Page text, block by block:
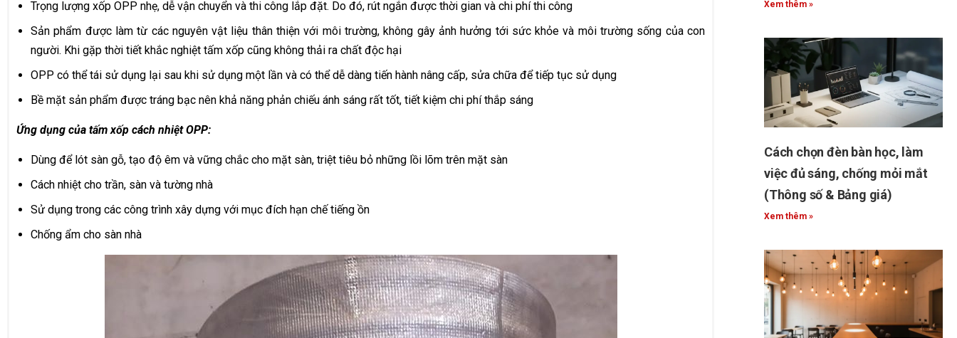
Trọng lượng xốp OPP nhẹ, dễ vận chuyển và thi công lắp đặt. Do đó, rút ngắn được thời gian và chi phí thi công
Sản phẩm được làm từ các nguyên vật liệu thân thiện với môi trường, không gây ảnh hưởng tới sức khỏe và môi trường sống của con
người. Khi gặp thời tiết khắc nghiệt tấm xốp cũng không thải ra chất độc hại
OPP có thể tái sử dụng lại sau khi sử dụng một lần và có thể dễ dàng tiến hành nâng cấp, sửa chữa để tiếp tục sử dụng
Bề mặt sản phẩm được tráng bạc nên khả năng phản chiếu ánh sáng rất tốt, tiết kiệm chi phí thắp sáng
Ứng dụng của tấm xốp cách nhiệt OPP:
Dùng để lót sàn gỗ, tạo độ êm và vững chắc cho mặt sàn, triệt tiêu bỏ những lồi lõm trên mặt sàn
Cách nhiệt cho trần, sàn và tường nhà
Sử dụng trong các công trình xây dựng với mục đích hạn chế tiếng ồn
Chống ẩm cho sàn nhà
Xem thêm »
Cách chọn đèn bàn học, làm
việc đủ sáng, chống mỏi mắt
(Thông số & Bảng giá)
Xem thêm »